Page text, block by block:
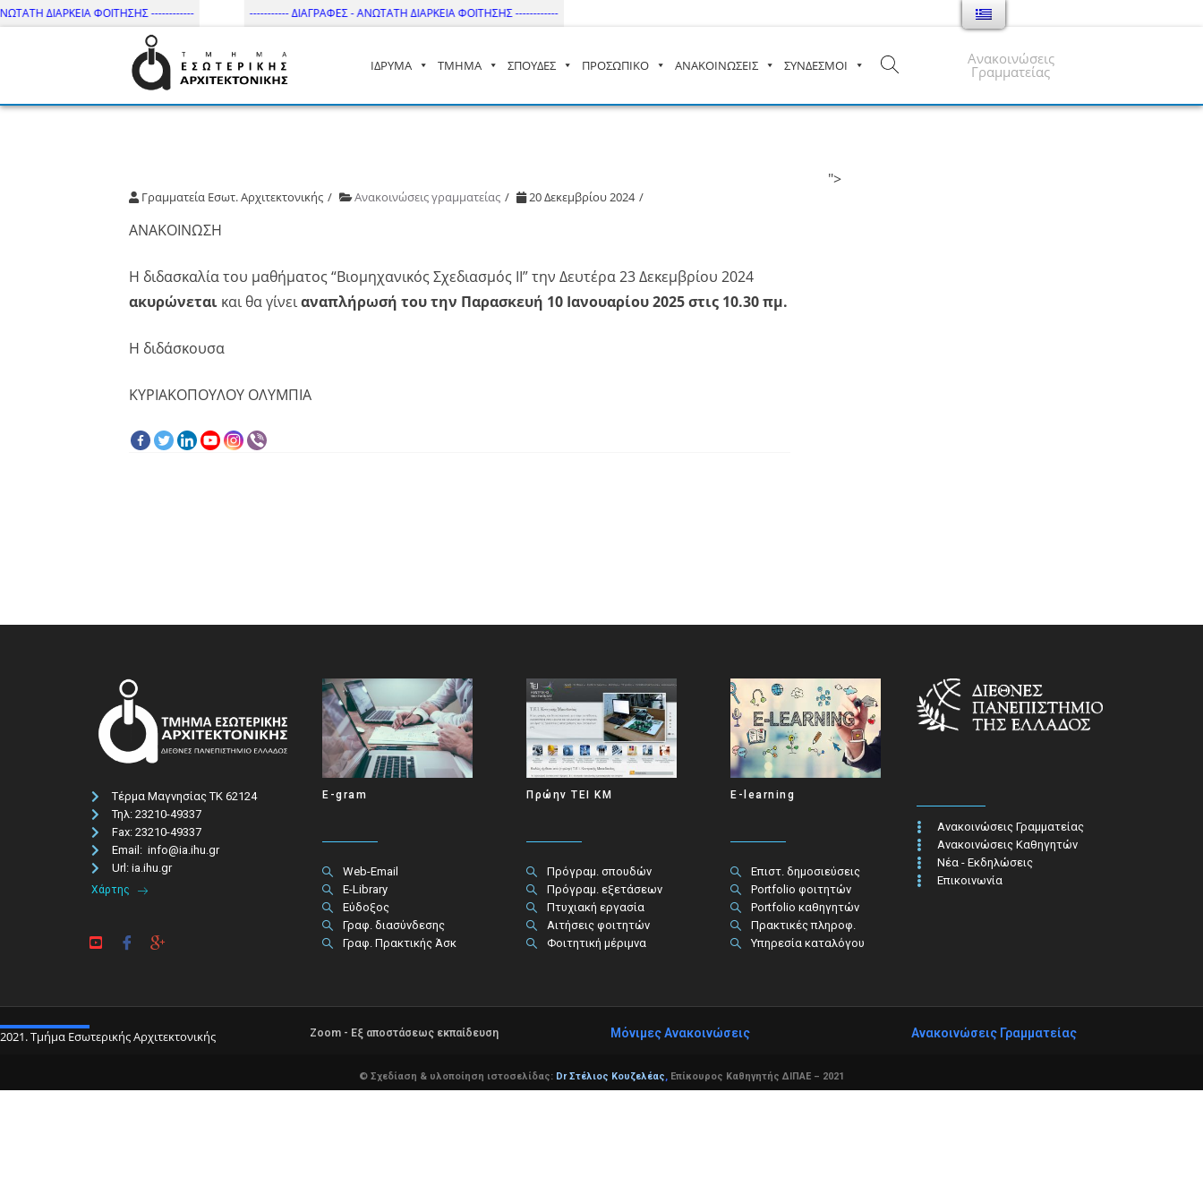
ΔΙΑΡΚΕΙΑ ΦΟΙΤΗΣΗΣ ------------ ----------- ΔΙΑΓΡΑΦΕΣ - ΑΝΩΤΑΤΗ ΔΙΑΡΚΕΙΑ ΦΟΙΤΗΣΗΣ ------------
Τμήμα Εσωτ. Αρχιτεκτονικής – ΔΙ.ΠΑ.Ε
ΙΔΡΥΜΑ ΤΜΗΜΑ ΣΠΟΥΔΕΣ ΠΡΟΣΩΠΙΚΟ ΑΝΑΚΟΙΝΩΣΕΙΣ ΣΥΝΔΕΣΜΟΙ Ανακοινώσεις
Γραμματείας
Γραμματεία Εσωτ. Αρχιτεκτονικής Ανακοινώσεις γραμματείας 20 Δεκεμβρίου 2024
ΑΝΑΚΟΙΝΩΣΗ
Η διδασκαλία του μαθήματος “Βιομηχανικός Σχεδιασμός ΙΙ” την Δευτέρα 23 Δεκεμβρίου 2024
ακυρώνεται και θα γίνειαναπλήρωσή του την Παρασκευή 10 Ιανουαρίου 2025 στις 10.30 πμ.
Η διδάσκουσα
ΚΥΡΙΑΚΟΠΟΥΛΟΥ ΟΛΥΜΠΙΑ
">
Τέρμα Μαγνησίας ΤΚ 62124
Τηλ: 23210-49337​
Fax: 23210-49337
Email: info@ia.ihu.gr
Url: ia.ihu.gr
Χάρτης
E-gram
Web-Email
E-Library
Εύδοξος
Γραφ. διασύνδεσης
Γραφ. Πρακτικής Άσκ
Πρώην ΤΕΙ ΚΜ
Πρόγραμ. σπουδών
Πρόγραμ. εξετάσεων
Πτυχιακή εργασία
Αιτήσεις φοιτητών
Φοιτητική μέριμνα
E-learning
Επιστ. δημοσιεύσεις
Portfolio φοιτητών
Portfolio καθηγητών
Πρακτικές πληροφ.​
Υπηρεσία καταλόγου
Ανακοινώσεις Γραμματείας
Ανακοινώσεις Καθηγητών
Νέα - Εκδηλώσεις
Επικοινωνία
2021. Τμήμα Εσωτερικής Αρχιτεκτονικής Zoom - Εξ αποστάσεως εκπαίδευση Μόνιμες Ανακοινώσεις Ανακοινώσεις Γραμματείας
© Σχεδίαση & υλοποίηση ιστοσελίδας: Dr Στέλιος Κουζελέας Επίκουρος Καθηγητής ΔΙΠΑΕ – 2021